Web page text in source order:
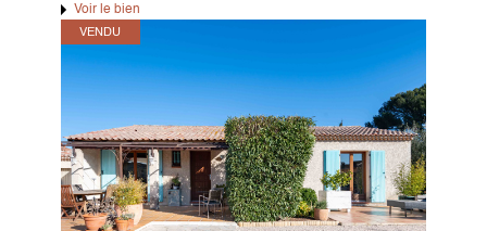
Voir le bien
VENDU